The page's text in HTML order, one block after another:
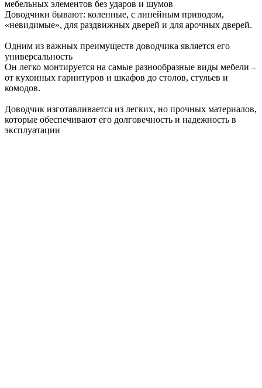
мебельных элементов без ударов и шумов
Доводчики бывают: коленные, с линейным приводом,
«невидимые», для раздвижных дверей и для арочных дверей.
Одним из важных преимуществ доводчика является его
универсальность
Он легко монтируется на самые разнообразные виды мебели –
от кухонных гарнитуров и шкафов до столов, стульев и
комодов.
Доводчик изготавливается из легких, но прочных материалов,
которые обеспечивают его долговечность и надежность в
эксплуатации